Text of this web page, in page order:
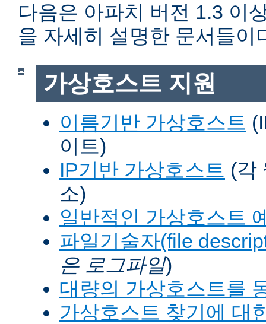
다음은 아파치 버전 1.3 이
을 자세히 설명한 문서들이
가상호스트 지원
이름기반 가상호스트
이트)
IP기반 가상호스트 (각
소)
일반적인 가상호스트
파일기술자(file
은 로그파일)
대량의 가상호스트를
가상호스트 찾기에 대